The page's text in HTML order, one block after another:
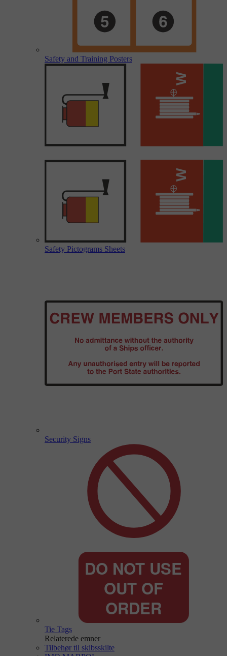
Safety and Training Posters
Safety Pictograms Sheets
Security Signs
Tie Tags
Relaterede emner
Tilbehør til skibsskilte